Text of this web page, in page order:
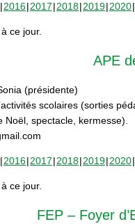
2016 2017 2018 2019 2020
ce jour.
APE
(présidente)
scolaires (sorties
spectacle, kermesse).
2016 2017 2018 2019 2020
ce jour.
FEP – Foyer